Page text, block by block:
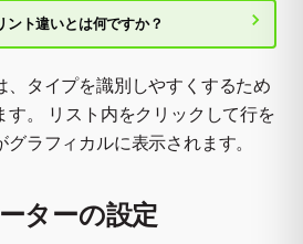
ント違いとは何ですか？
、タイプを識別しやすくするため
す。 リスト内をクリックして行を
ラフィカルに表示されます。
ターの設定